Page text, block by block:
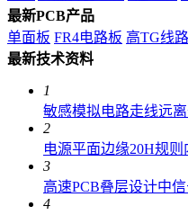
最新PCB产品
单面板 FR4电路板 高TG线
最新技术资料
1
敏感模拟电路走线远
2
电源平面边缘20H规
3
高速PCB叠层设计中
4